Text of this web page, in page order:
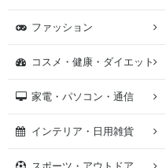
ファッション
コスメ・健康・ダイエット
家電・パソコン・通信
インテリア・日用雑貨